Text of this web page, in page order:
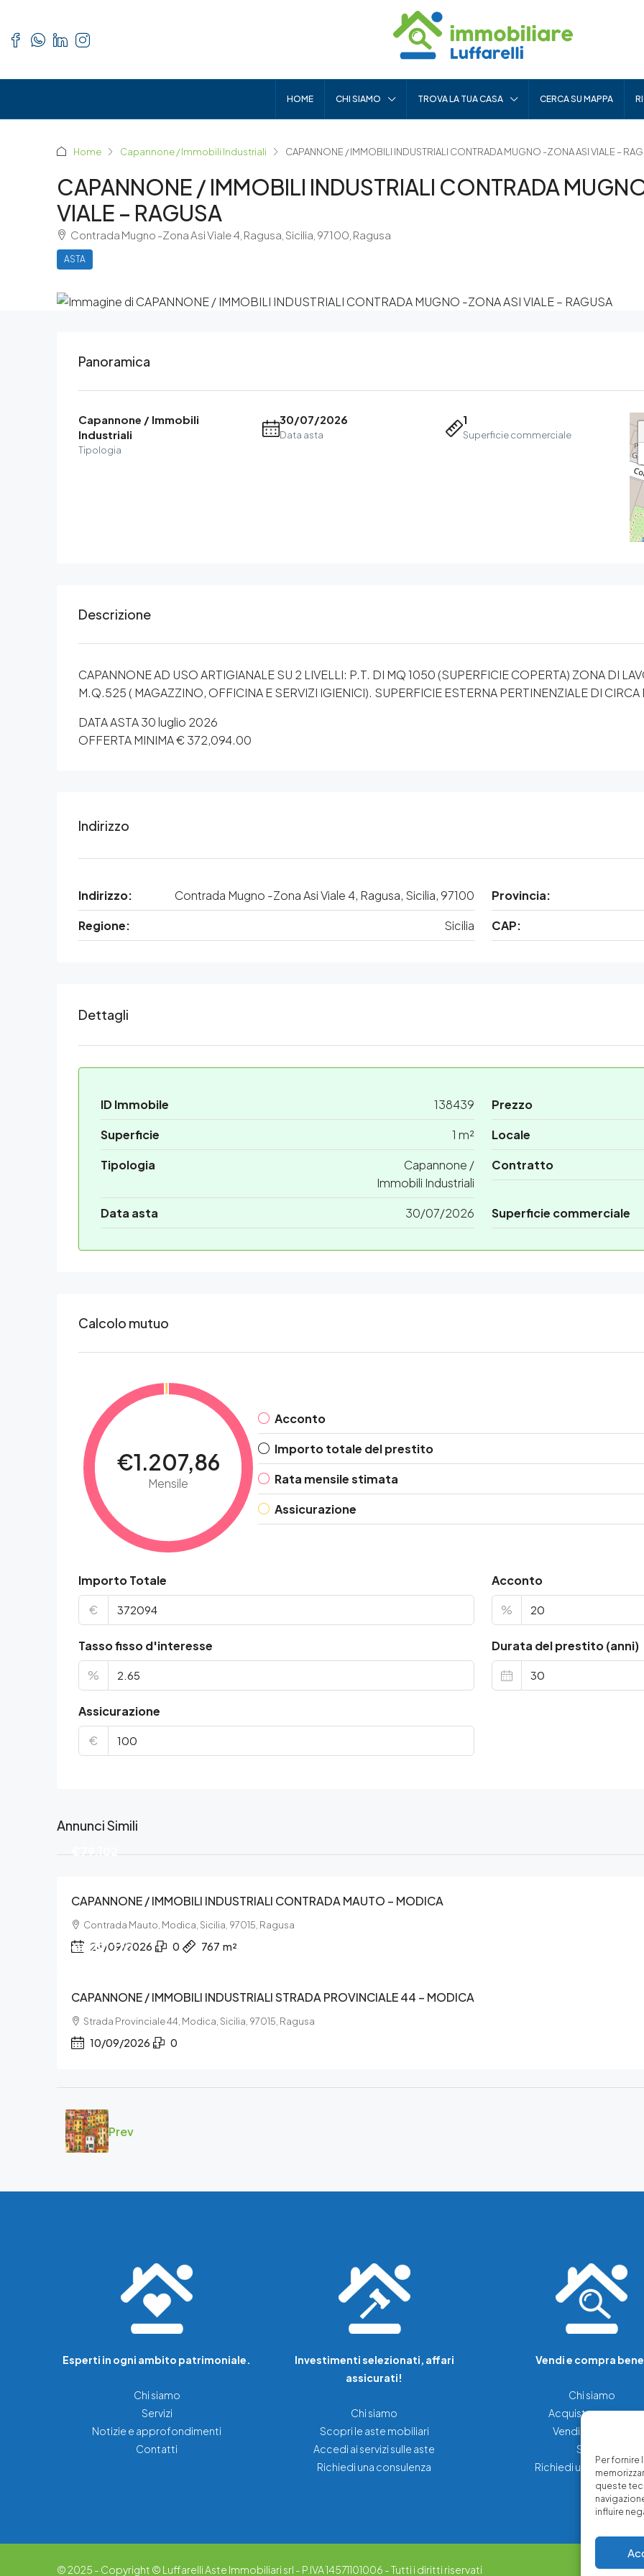
Per
queste
influire
HOME CHI SIAMO TROVA LA TUA CASA CERCA SU MAPPA
Home Capannone / Immobili Industriali CAPANNONE / IMMOBILI INDUSTRIALI CONTRADA MUGNO -ZONA ASI VIALE –
CAPANNONE / IMMOBILI INDUSTRIALI CONTRADA
VIALE – RAGUSA
Contrada Mugno -Zona Asi Viale 4, Ragusa, Sicilia, 97100, Ragusa
ASTA
Panoramica
Capannone / Immobili
Industriali
Tipologia
30/07/2026
Data asta
1
Superficie commerciale
Descrizione
CAPANNONE AD USO ARTIGIANALE SU 2 LIVELLI: P.T. DI MQ 1050 (SUPERFICIE COPERTA) ZONA DI
M.Q.525 ( MAGAZZINO, OFFICINA E SERVIZI IGIENICI). SUPERFICIE ESTERNA PERTINENZIALE DI
DATA ASTA 30 luglio 2026
OFFERTA MINIMA € 372,094.00
Indirizzo
Indirizzo: Contrada Mugno -Zona Asi Viale 4, Ragusa, Sicilia, 97100
Provincia:
Regione:
Sicilia CAP:
Dettagli
ID Immobile 138439
Prezzo
Superficie
1 m²
Locale
Tipologia
Capannone /
Immobili Industriali
Contratto
Data asta 30/07/2026 Superficie commerciale
Calcolo mutuo
€1.207,86
Mensile
Acconto
Importo totale del prestito
Rata mensile stimata
Assicurazione
Importo Totale
€
Acconto
%
Tasso fisso d'interesse
%
Durata del prestito (anni)
Assicurazione
€
Annunci Simili
€79.102
CAPANNONE / IMMOBILI INDUSTRIALI CONTRADA MAUTO – MODICA
Contrada Mauto, Modica, Sicilia, 97015, Ragusa
24/09/2026 0 767 m²
€1.291.120
CAPANNONE / IMMOBILI INDUSTRIALI STRADA PROVINCIALE 44 – MODICA
Strada Provinciale 44, Modica, Sicilia, 97015, Ragusa
10/09/2026 0
Prev
Esperti in ogni ambito patrimoniale.
Chi siamo
Servizi
Notizie e approfondimenti
Contatti
Investimenti selezionati, affari
assicurati!
Chi siamo
Scopri le aste mobiliari
Accedi ai servizi sulle aste
Richiedi una consulenza
Vendi e compra
Chi siamo
Acquista una casa
Vendi la tua casa
Servizi
Richiedi una
© 2025 - Copyright © Luffarelli Aste Immobiliari srl - P.IVA 14571101006 - Tutti i diritti riservati